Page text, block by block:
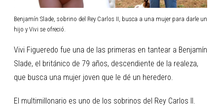
Benjamín Slade, sobrino del Rey Carlos II, busca a una mujer para darle un
hijo y Vivi se ofreció.
Vivi Figueredo fue una de las primeras en tantear a Benjamín
Slade, el británico de 79 años, descendiente de la realeza,
que busca una mujer joven que le dé un heredero.
El multimillonario es uno de los sobrinos del Rey Carlos II.